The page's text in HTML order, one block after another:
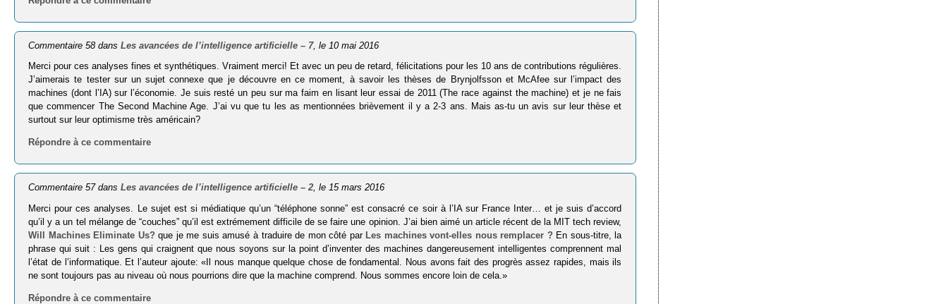
Commentaire 58 dansLes avancées de l’intelligence artificielle – 7, le 10 mai 2016
Merci pour ces analyses fines et synthétiques. Vraiment merci! Et avec un peu de retard, félicitations pour les 10 ans de contributions régulières.
J’aimerais te tester sur un sujet connexe que je découvre en ce moment, à savoir les thèses de Brynjolfsson et McAfee sur l’impact des
machines (dont l’IA) sur l’économie. Je suis resté un peu sur ma faim en lisant leur essai de 2011 (The race against the machine) et je ne fais
que commencer The Second Machine Age. J’ai vu que tu les as mentionnées brièvement il y a 2-3 ans. Mais as-tu un avis sur leur thèse et
surtout sur leur optimisme très américain?
Répondre à ce commentaire
Commentaire 57 dansLes avancées de l’intelligence artificielle – 2 , le 15 mars 2016
Merci pour ces analyses. Le sujet est si médiatique qu’un “téléphone sonne” est consacré ce soir à l’IA sur France Inter… et je suis d’accord
qu’il y a un tel mélange de “couches” qu’il est extrémement difficile de se faire une opinion. J’ai bien aimé un article récent de la MIT tech review,
Will Machines Eliminate Us? que je me suis amusé à traduire de mon côté par Les machines vont-elles nous remplacer ? En sous-titre, la
phrase qui suit : Les gens qui craignent que nous soyons sur la point d’inventer des machines dangereusement intelligentes comprennent mal
l’état de l’informatique. Et l’auteur ajoute: «Il nous manque quelque chose de fondamental. Nous avons fait des progrès assez rapides, mais ils
ne sont toujours pas au niveau où nous pourrions dire que la machine comprend. Nous sommes encore loin de cela.»
Répondre à ce commentaire